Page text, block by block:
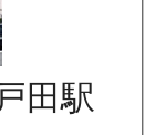
田駅